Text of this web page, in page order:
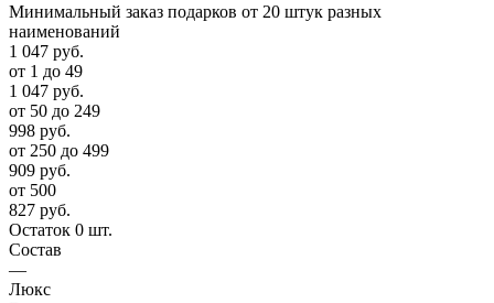
Минимальный заказ подарков от 20 штук разных
наименований
1 047 руб.
от 1 до 49
1 047 руб.
от 50 до 249
998 руб.
от 250 до 499
909 руб.
от 500
827 руб.
Остаток 0 шт.
Состав
—
Люкс